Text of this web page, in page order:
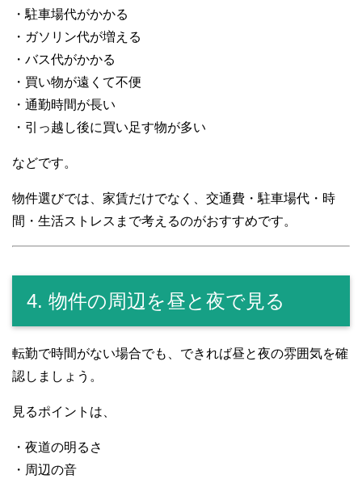
・駐車場代がかかる
・ガソリン代が増える
・バス代がかかる
・買い物が遠くて不便
・通勤時間が長い
・引っ越し後に買い足す物が多い
などです。
物件選びでは、家賃だけでなく、交通費・駐車場代・時
間・生活ストレスまで考えるのがおすすめです。
4. 物件の周辺を昼と夜で見る
転勤で時間がない場合でも、できれば昼と夜の雰囲気を確
認しましょう。
見るポイントは、
・夜道の明るさ
・周辺の音